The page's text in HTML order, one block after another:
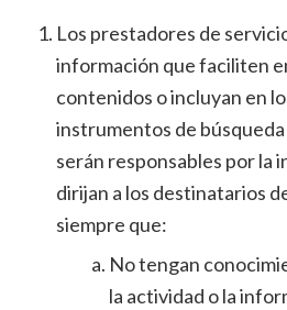
Los prestadores de
información que faciliten
contenidos o incluyan en
instrumentos de
serán responsables por la
dirijan a los destinatarios
siempre que:
No tengan
la actividad o la